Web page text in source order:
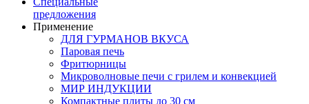
предложения
Применение
ДЛЯ ГУРМАНОВ ВКУСА
Паровая печь
Фритюрницы
Микроволновые печи с грилем и конвекцией
МИР ИНДУКЦИИ
Компактные плиты до 30 см